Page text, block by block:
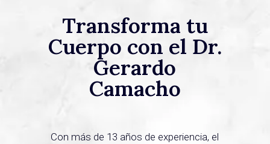
Transforma tu
Cuerpo con el Dr.
Gerardo
Camacho
Con más de 13 años de experiencia, el